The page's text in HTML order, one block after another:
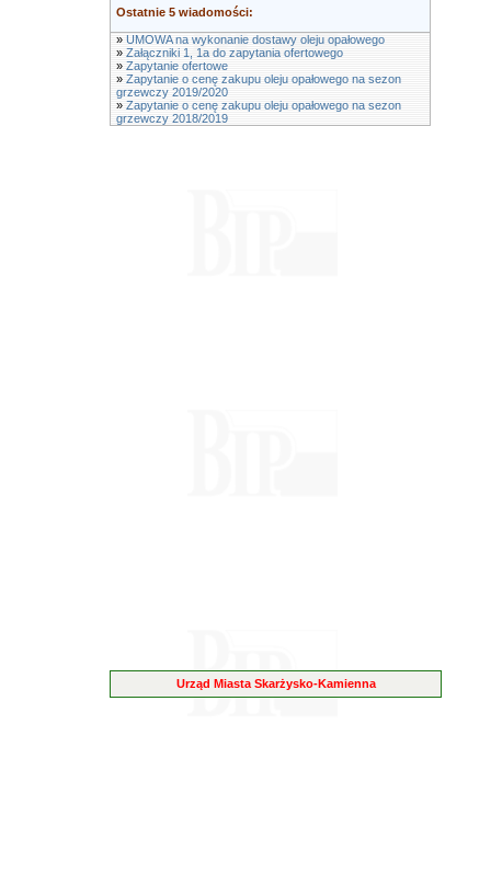
Ostatnie 5 wiadomości:
» UMOWA na wykonanie dostawy oleju opałowego
» Załączniki 1, 1a do zapytania ofertowego
» Zapytanie ofertowe
» Zapytanie o cenę zakupu oleju opałowego na sezon
grzewczy 2019/2020
» Zapytanie o cenę zakupu oleju opałowego na sezon
grzewczy 2018/2019
Urząd Miasta Skarżysko-Kamienna